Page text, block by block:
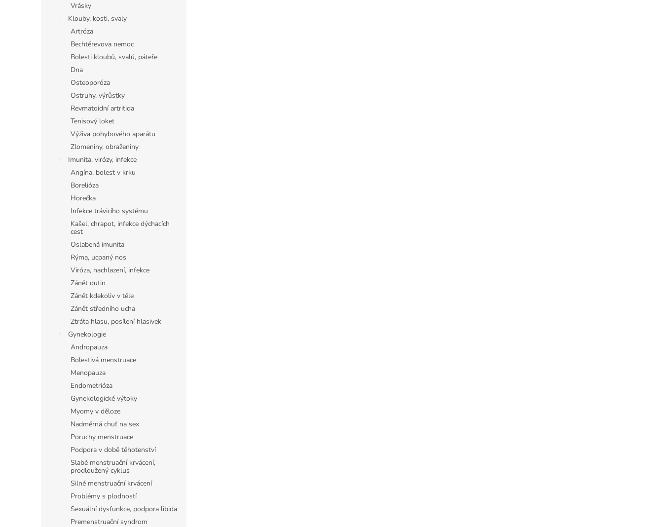
Vrásky
Klouby, kosti, svaly
Artróza
Bechtěrevova nemoc
Bolesti kloubů, svalů, páteře
Dna
Osteoporóza
Ostruhy, výrůstky
Revmatoidní artritida
Tenisový loket
Výživa pohybového aparátu
Zlomeniny, obraženiny
Imunita, virózy, infekce
Angína, bolest v krku
Borelióza
Horečka
Infekce trávicího systému
Kašel, chrapot, infekce dýchacích
cest
Oslabená imunita
Rýma, ucpaný nos
Viróza, nachlazení, infekce
Zánět dutin
Zánět kdekoliv v těle
Zánět středního ucha
Ztráta hlasu, posílení hlasivek
Gynekologie
Andropauza
Bolestivá menstruace
Menopauza
Endometrióza
Gynekologické výtoky
Myomy v děloze
Nadměrná chuť na sex
Poruchy menstruace
Podpora v době těhotenství
Slabé menstruační krvácení,
prodloužený cyklus
Silné menstruační krvácení
Problémy s plodností
Sexuální dysfunkce, podpora libida
Premenstruační syndrom